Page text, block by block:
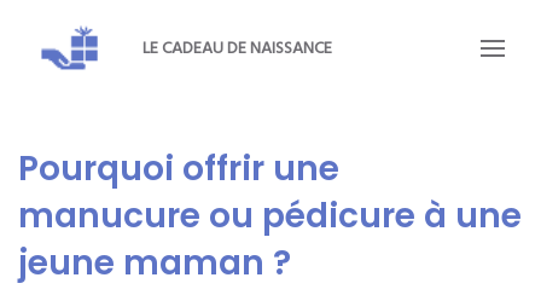
LE CADEAU DE NAISSANCE
Pourquoi offrir une
manucure ou pédicure à une
jeune maman ?